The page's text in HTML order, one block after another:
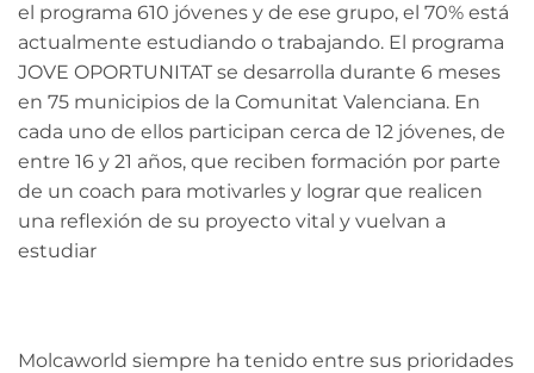
el programa 610 jóvenes y de ese grupo, el 70% está
actualmente estudiando o trabajando. El programa
JOVE OPORTUNITAT se desarrolla durante 6 meses
en 75 municipios de la Comunitat Valenciana. En
cada uno de ellos participan cerca de 12 jóvenes, de
entre 16 y 21 años, que reciben formación por parte
de un coach para motivarles y lograr que realicen
una reflexión de su proyecto vital y vuelvan a
estudiar
Molcaworld siempre ha tenido entre sus prioridades